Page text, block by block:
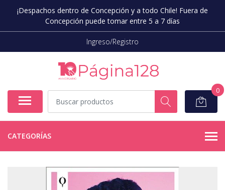
¡Despachos dentro de Concepción y a todo Chile! Fuera de
Concepción puede tomar entre 5 a 7 días
Ingreso/Registro
0
CATEGORÍAS